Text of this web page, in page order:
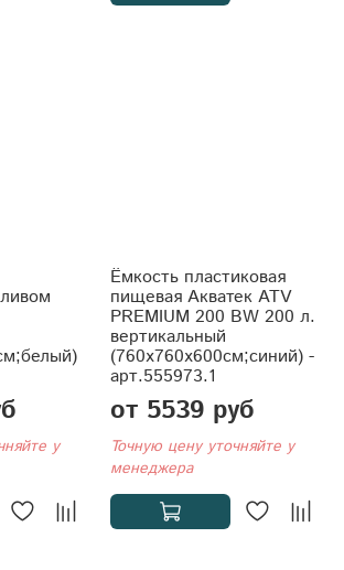
у
Ёмкость пластиковая
пищевая Акватек ATV
PREMIUM 200 BW 200 л.
вертикальный
(760x760x600см;синий) -
арт.555973.1
от 5539 руб
Точную цену уточняйте у
менеджера